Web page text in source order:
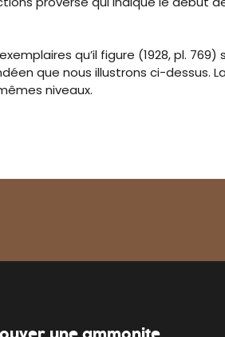
qu’il figure (1928, pl.
que nous illustrons ci-dessus.
niveaux.